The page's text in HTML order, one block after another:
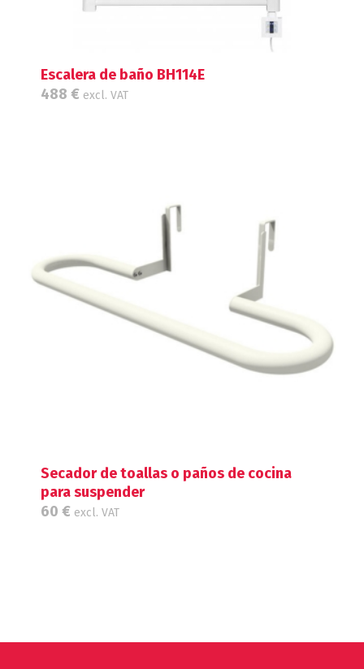
Escalera de baño BH114E
488 € excl. VAT
Secador de toallas o paños de cocina
para suspender
60 € excl. VAT